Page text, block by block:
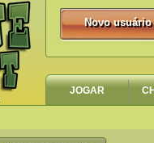
Novo usuário
Novo usuário
JOGAR